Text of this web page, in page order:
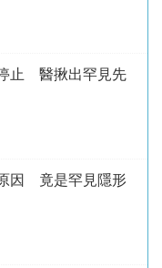
止 醫揪出罕見先
因 竟是罕見隱形